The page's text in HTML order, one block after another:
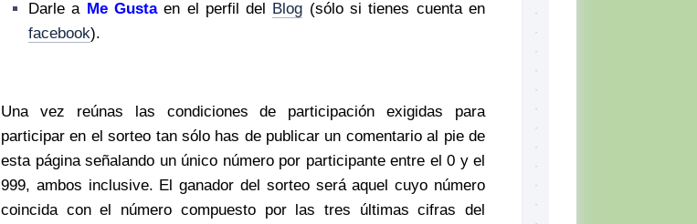
Darle a Me Gustaen el perfil del Blog (sólo si tienes cuenta en
facebook).
Una vez reúnas las condiciones de participación exigidas para
participar en el sorteo tan sólo has de publicar un comentario al pie de
esta página señalando un único número por participante entre el 0 y el
999, ambos inclusive. El ganador del sorteo será aquel cuyo número
coincida con el número compuesto por las tres últimas cifras del